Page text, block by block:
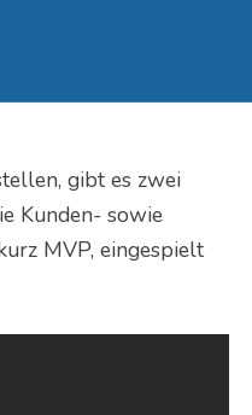
gibt es zwei
Kunden- sowie
MVP, eingespielt